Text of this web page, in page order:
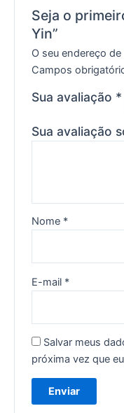
Seja o
Yin”
O seu endereço
Campos
Sua avaliação *
Sua avaliação
Nome *
E-mail *
Salvar meus
próxima vez que